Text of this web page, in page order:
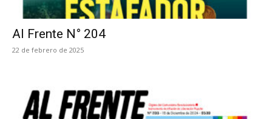
Al Frente N° 204
22 de febrero de 2025